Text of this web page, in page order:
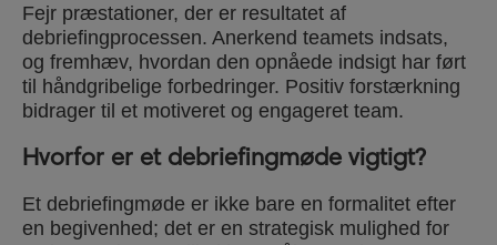
Fejr præstationer, der er resultatet af
debriefingprocessen. Anerkend teamets indsats,
og fremhæv, hvordan den opnåede indsigt har ført
til håndgribelige forbedringer. Positiv forstærkning
bidrager til et motiveret og engageret team.
Hvorfor er et debriefingmøde vigtigt?
Et debriefingmøde er ikke bare en formalitet efter
en begivenhed; det er en strategisk mulighed for